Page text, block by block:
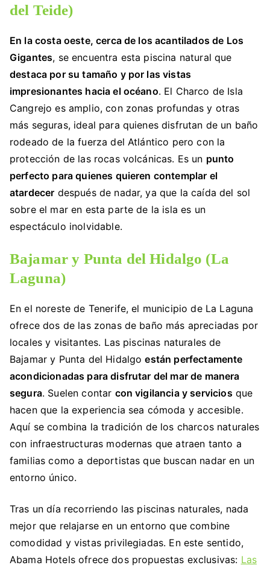
del Teide)
En la costa oeste, cerca de los acantilados de Los
Gigantes, se encuentra esta piscina natural que
destaca por su tamaño y por las vistas
impresionantes hacia el océano. El Charco de Isla
Cangrejo es amplio, con zonas profundas y otras
más seguras, ideal para quienes disfrutan de un baño
rodeado de la fuerza del Atlántico pero con la
protección de las rocas volcánicas. Es un punto
perfecto para quienes quieren contemplar el
atardecer después de nadar, ya que la caída del sol
sobre el mar en esta parte de la isla es un
espectáculo inolvidable.
Bajamar y Punta del Hidalgo (La
Laguna)
En el noreste de Tenerife, el municipio de La Laguna
ofrece dos de las zonas de baño más apreciadas por
locales y visitantes. Las piscinas naturales de
Bajamar y Punta del Hidalgoestán perfectamente
acondicionadas para disfrutar del mar de manera
segura. Suelen contar con vigilancia y servicios que
hacen que la experiencia sea cómoda y accesible.
Aquí se combina la tradición de los charcos naturales
con infraestructuras modernas que atraen tanto a
familias como a deportistas que buscan nadar en un
entorno único.
Tras un día recorriendo las piscinas naturales, nada
mejor que relajarse en un entorno que combine
comodidad y vistas privilegiadas. En este sentido,
Abama Hotels ofrece dos propuestas exclusivas: Las